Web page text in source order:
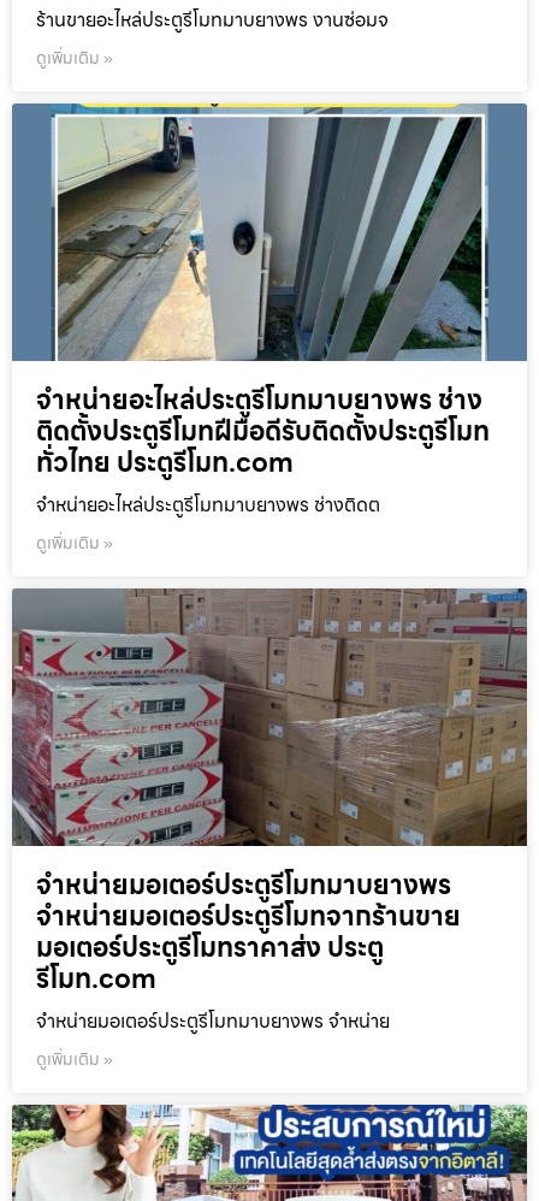
ร้านขายอะไหล่ประตูรีโมทมาบยางพร งานซ่อมจ
ดูเพิ่มเติม »
จำหน่ายอะไหล่ประตูรีโมทมาบยางพร ช่าง
ติดตั้งประตูรีโมทฝีมือดีรับติดตั้งประตูรีโมท
ทั่วไทย ประตูรีโมท.com
จำหน่ายอะไหล่ประตูรีโมทมาบยางพร ช่างติดต
ดูเพิ่มเติม »
จำหน่ายมอเตอร์ประตูรีโมทมาบยางพร
จำหน่ายมอเตอร์ประตูรีโมทจากร้านขาย
มอเตอร์ประตูรีโมทราคาส่ง ประตู
รีโมท.com
จำหน่ายมอเตอร์ประตูรีโมทมาบยางพร จำหน่าย
ดูเพิ่มเติม »